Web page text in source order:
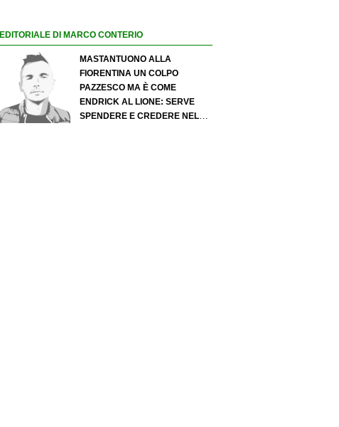
EDITORIALE DI MARCO CONTERIO
MASTANTUONO ALLA
FIORENTINA UN COLPO
PAZZESCO MA È COME
ENDRICK AL LIONE: SERVE
SPENDERE E CREDERE NELLO